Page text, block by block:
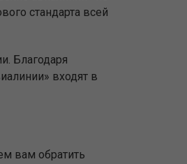
стандарта всей
Благодаря
входят в
вам обратить